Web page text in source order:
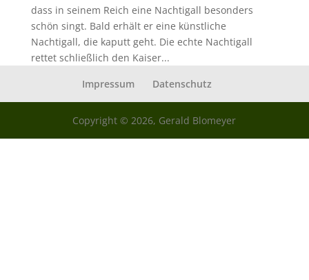
dass in seinem Reich eine Nachtigall besonders
schön singt. Bald erhält er eine künstliche
Nachtigall, die kaputt geht. Die echte Nachtigall
rettet schließlich den Kaiser...
Impressum
Datenschutz
Copyright © 2026, Gerald Blomeyer